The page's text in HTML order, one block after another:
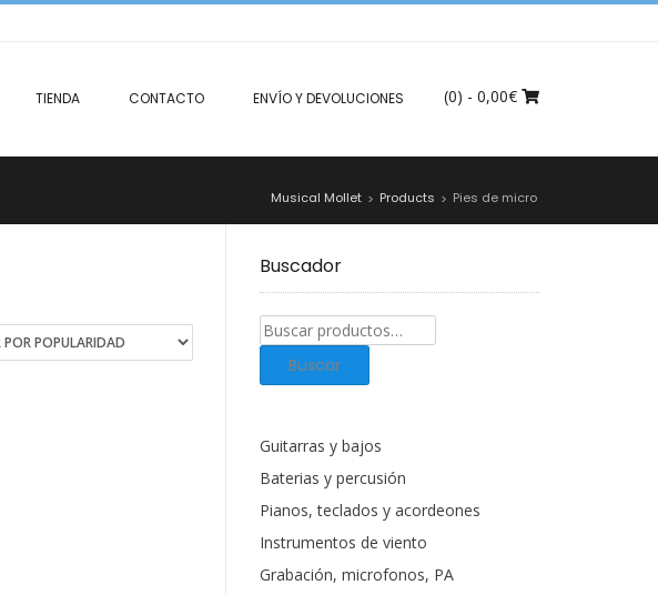
TIENDA CONTACTO ENVÍO Y DEVOLUCIONES (0) - 0,00€
Musical Mollet > Products > Pies de micro
Buscador
Buscar
productos:
Buscar
Guitarras y bajos
Baterias y percusión
Pianos, teclados y acordeones
Instrumentos de viento
Grabación, microfonos, PA